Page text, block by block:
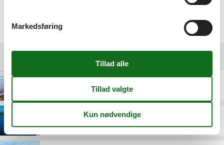
Destinationer under Fyn
Markedsføring